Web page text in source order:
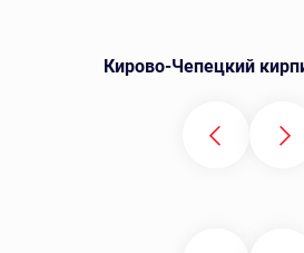
Кирово-Чепецкий